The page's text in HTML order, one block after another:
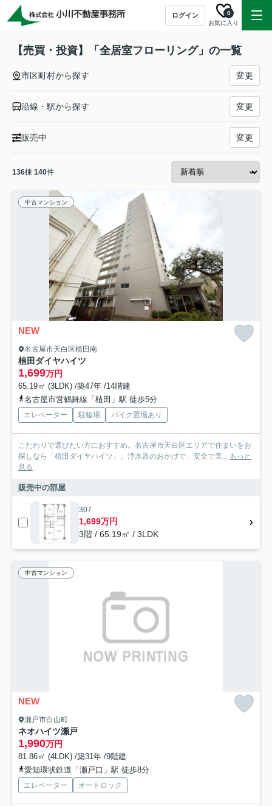
ログイン
お気に入り
0
【売買・投資】「全居室フローリング」の一覧
市区町村から探す 変更
沿線・駅から探す 変更
販売中 変更
136棟 140件
中古マンション
NEW
名古屋市天白区植田南
植田ダイヤハイツ
1,699万円
65.19㎡ (3LDK) /築47年 /14階建
名古屋市営鶴舞線「植田」駅 徒歩5分
エレベーター 駐輪場 バイク置場あり
こだわりで選びたい方におすすめ。名古屋市天白区エリアで住まいをお
探しなら「植田ダイヤハイツ」。浄水器のおかげで、安全で美... もっと
見る
販売中の部屋
307
1,699万円
3階 / 65.19㎡ / 3LDK
中古マンション
NEW
瀬戸市白山町
ネオハイツ瀬戸
1,990万円
81.86㎡ (4LDK) /築31年 /9階建
愛知環状鉄道「瀬戸口」駅 徒歩8分
エレベーター オートロック